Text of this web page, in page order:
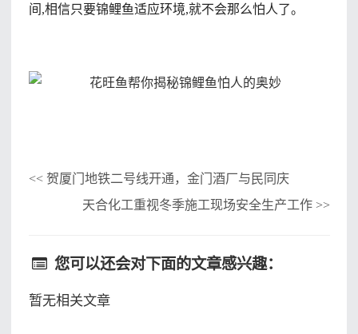
间,相信只要锦鲤鱼适应环境,就不会那么怕人了。
<<贺厦门地铁二号线开通，金门酒厂与民同庆
天合化工重视冬季施工现场安全生产工作 >>
您可以还会对下面的文章感兴趣：
暂无相关文章